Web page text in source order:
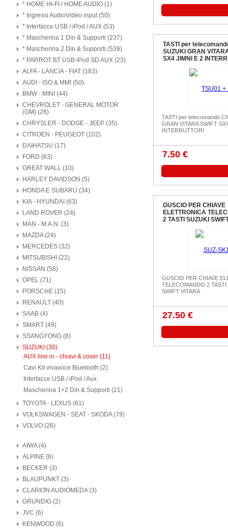
* HOME HI-FI / HOME AUDIO (1)
* Ingressi AudioVideo input (50)
* Interfacce USB / iPod / AUX (53)
* Mascherina 1 Din & Supporti (237)
* Mascherina 2 Din & Supporti (539)
* PARROT BT USB iPod SD AUX (23)
ALFA - LANCIA - FIAT (183)
AUDI - ISO & MMI (50)
BMW - MINI (44)
CHEVROLET - GENERAL MOTOR
(GM) (28)
CHRYSLER - DODGE - JEEP (35)
CITROEN - PEUGEOT (102)
DAIHATSU (17)
FORD (63)
GREAT WALL (10)
HARLEY DAVIDSON (5)
HONDA E SUBARU (34)
KIA - HYUNDAI (63)
LAND ROVER (24)
MAN - M.A.N. (3)
MAZDA (24)
MERCEDES (32)
MITSUBISHI (22)
NISSAN (56)
OPEL (71)
PORSCHE (15)
RENAULT (40)
SAAB (4)
SMART (49)
SSANGYONG (8)
SUZUKI (30)
AUX line in - chiavi & cover (11)
Cavi Kit vivavoce Bluetooth (2)
Interfacce USB / iPod / Aux
Mascherina 1+2 Din & Supporti (21)
TOYOTA - LEXUS (81)
VOLKSWAGEN - SEAT - SKODA (79)
VOLVO (26)
AIWA (4)
ALPINE (6)
BECKER (3)
BLAUPUNKT (3)
CLARION AUDIOMEDA (3)
GRUNDIG (2)
JVC (6)
KENWOOD (6)
TASTI per
SUZUKI GRAN
SX4 JIMNI E 2
TASTI per telecomando
GRAN VITARA SWIFT
INTERRUTTORI
7.50 €
GUSCIO PER CHIAVE
ELETTRONICA
2 TASTI SUZUKI
GUSCIO PER CHIAVE
TELECOMANDO 2 TASTI
SWIFT VITARA
27.50 €